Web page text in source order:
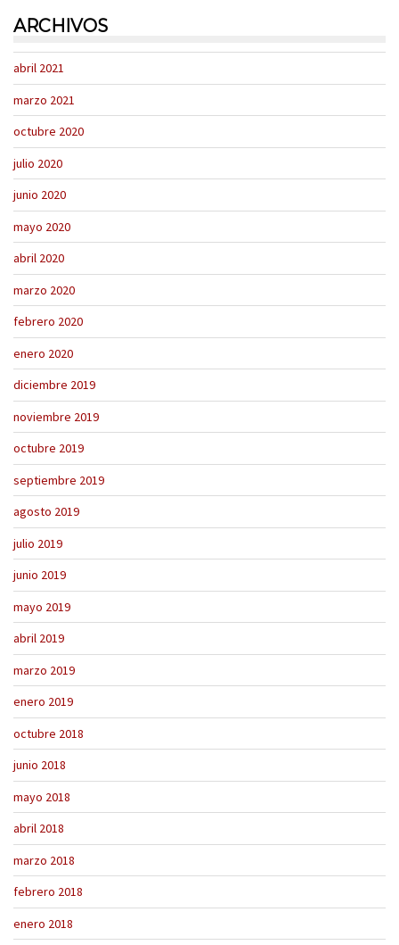
ARCHIVOS
abril 2021
marzo 2021
octubre 2020
julio 2020
junio 2020
mayo 2020
abril 2020
marzo 2020
febrero 2020
enero 2020
diciembre 2019
noviembre 2019
octubre 2019
septiembre 2019
agosto 2019
julio 2019
junio 2019
mayo 2019
abril 2019
marzo 2019
enero 2019
octubre 2018
junio 2018
mayo 2018
abril 2018
marzo 2018
febrero 2018
enero 2018